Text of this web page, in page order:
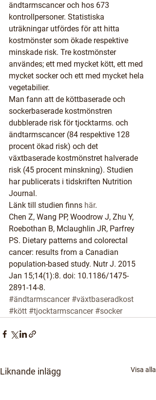
ändtarmscancer och hos 673
kontrollpersoner. Statistiska
uträkningar utfördes för att hitta
kostmönster som ökade respektive
minskade risk. Tre kostmönster
användes; ett med mycket kött, ett med
mycket socker och ett med mycket hela
vegetabilier.
Man fann att de köttbaserade och
sockerbaserade kostmönstren
dubblerade risk för tjocktarms. och
ändtarmscancer (84 respektive 128
procent ökad risk) och det
växtbaserade kostmönstret halverade
risk (45 procent minskning). Studien
har publicerats i tidskriften Nutrition
Journal.
Länk till studien finns här.
Chen Z, Wang PP, Woodrow J, Zhu Y,
Roebothan B, Mclaughlin JR, Parfrey
PS. Dietary patterns and colorectal
cancer: results from a Canadian
population-based study. Nutr J. 2015
Jan 15;14(1):8. doi: 10.1186/1475-
2891-14-8.
#ändtarmscancer #växtbaseradkost
#kött #tjocktarmscancer #socker
Liknande inlägg Visa alla